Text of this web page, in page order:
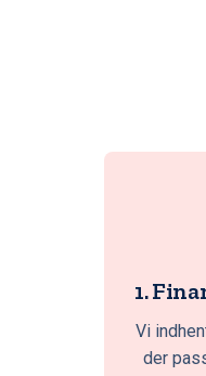
1.
Vi
der